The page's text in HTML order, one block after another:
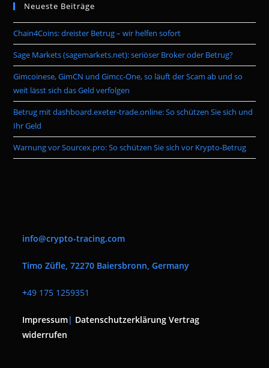
the
Neueste Beiträge
Chain4Coins: dreister Betrug – wir helfen sofort
Sage Markets (sagemarkets.net): seriöser Broker oder Betrug?
Gimcoinese, GimCN und Gimcc-One, so läuft der Scam ab und so
weit lässt sich das Geld verfolgen
Betrug mit dashboard.exeter-trade.online: So schützen Sie sich und
Ihr Geld
Warnung vor Sourcex.pro: So schützen Sie sich vor Krypto-Betrug
info@crypto-tracing.com
Timo Züfle, 72270 Baiersbronn, Germany
+49 175 1259351
Impressum| Datenschutzerklärung Vertrag
widerrufen